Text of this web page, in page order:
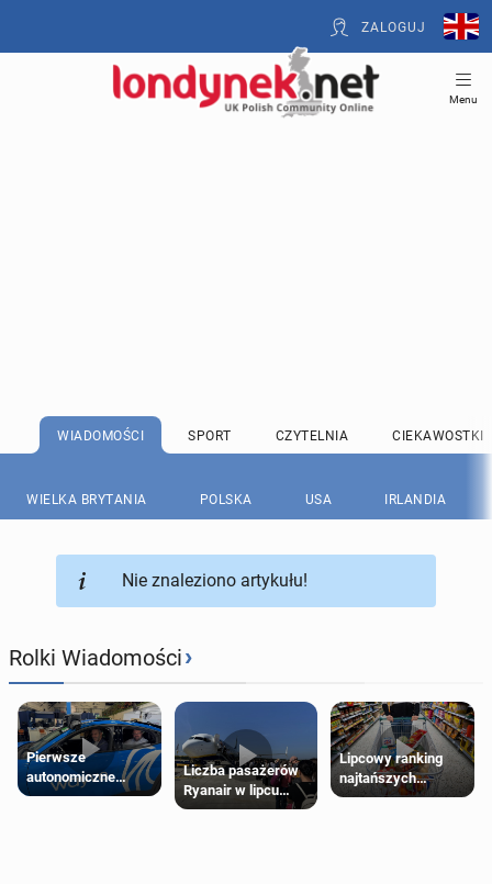
ZALOGUJ
Menu
WIADOMOŚCI SPORT CZYTELNIA CIEKAWOSTKI
WIELKA BRYTANIA POLSKA USA IRLANDIA
Nie znaleziono artykułu!
Rolki Wiadomości›
Pierwsze
autonomiczne
Ubery pojawią się
Liczba pasażerów
Ryanair w lipcu
pobiła rekord
Lipcowy ranking
najtańszych
supermarketów